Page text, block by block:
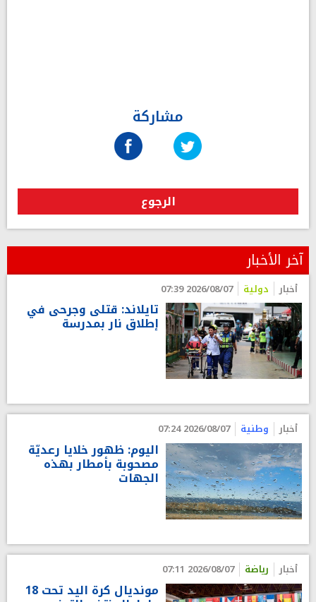
مشاركة
الرجوع
آخر الأخبار
أخبار دولية 2026/08/07 07:39
تايلاند: قتلى وجرحى في
إطلاق نار بمدرسة
أخبار وطنية 2026/08/07 07:24
اليوم: ظهور خلايا رعديّة
مصحوبة بأمطار بهذه
الجهات
أخبار رياضة 2026/08/07 07:11
مونديال كرة اليد تحت 18